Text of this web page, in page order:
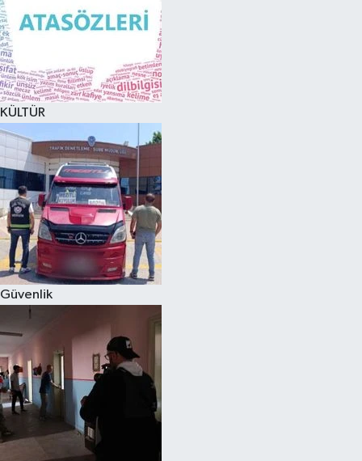
KÜLTÜR
Güvenlik